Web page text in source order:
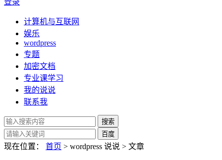
登录
计算机与互联网
娱乐
wordpress
专题
加密文档
专业课学习
我的说说
联系我
现在位置： 首页 > wordpress 说说 > 文章